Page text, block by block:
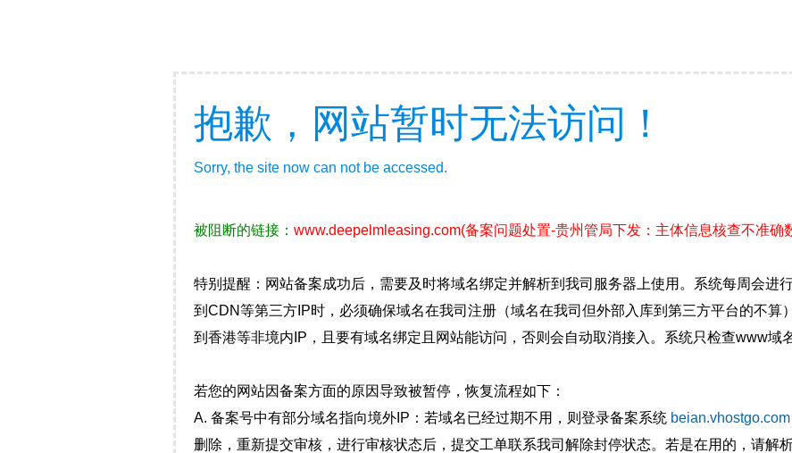
抱歉，网站暂时无法访问！
Sorry, the site now can not be accessed.
被阻断的链接： www.deepelmleasing.com(备案问题处置-贵州管局下发：主体信息核查不准确
特别提醒：网站备案成功后，需要及时将域名绑定并解析到我司服务器上使用。系统每周会进
到CDN等第三方IP时，必须确保域名在我司注册（域名在我司但外部入库到第三方平台的不算
到香港等非境内IP，且要有域名绑定且网站能访问，否则会自动取消接入。系统只检查www域
若您的网站因备案方面的原因导致被暂停，恢复流程如下：
A. 备案号中有部分域名指向境外IP：若域名已经过期不用，则登录备案系统 beian.vhostgo.com
删除，重新提交审核，进行审核状态后，提交工单联系我司解除封停状态。若是在用的，请解析